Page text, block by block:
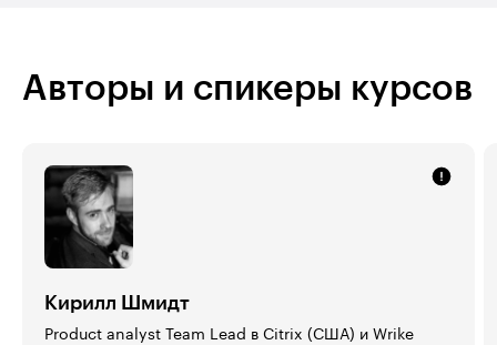
Авторы и спикеры курсов
Кирилл Шмидт
Product analyst Team Lead в Citrix (США) и Wrike